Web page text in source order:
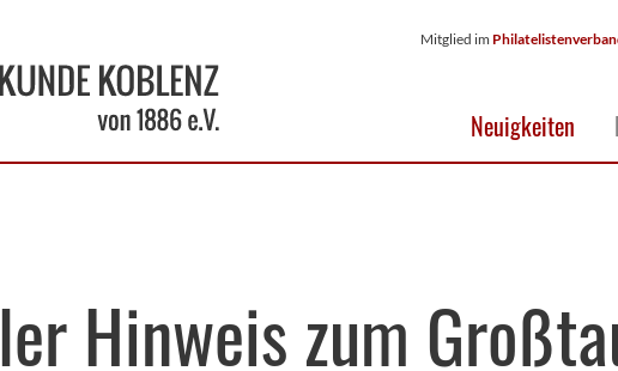
Mitglied im
Neuigkeiten
Hinweis zum